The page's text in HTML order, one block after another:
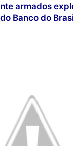
armados
Banco do